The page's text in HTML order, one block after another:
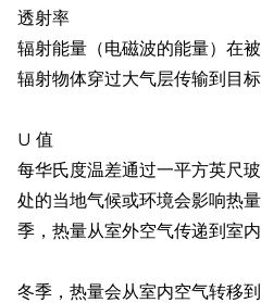
透射率
辐射能量（电磁波的能量）在
辐射物体穿过大气层传输到目标
U 值
每华氏度温差通过一平方英尺
处的当地气候或环境会影响热
季，热量从室外空气传递到室内
冬季，热量会从室内空气转移